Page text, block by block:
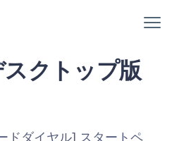
クトップ版
ドダイヤル] スタートペ